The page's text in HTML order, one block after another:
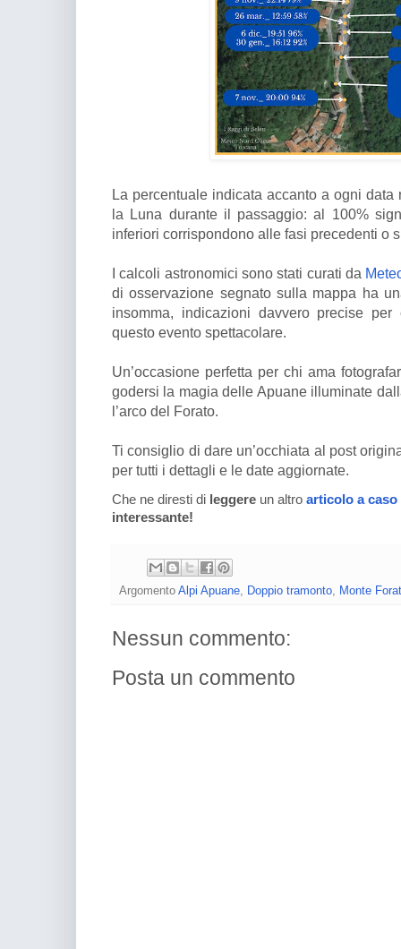
La percentuale indicata accanto a ogni
la Luna durante il passaggio: al 100%
inferiori corrispondono alle fasi precedenti o
I calcoli astronomici sono stati curati da
di osservazione segnato sulla mappa ha
insomma, indicazioni davvero precise
questo evento spettacolare.
Un’occasione perfetta per chi ama
godersi la magia delle Apuane illuminate
l’arco del Forato.
Ti consiglio di dare un’occhiata al post
per tutti i dettagli e le date aggiornate.
Che ne diresti di leggere un altro articolo a caso
interessante!
Argomento Alpi Apuane Doppio tramonto Monte
Nessun commento:
Posta un commento